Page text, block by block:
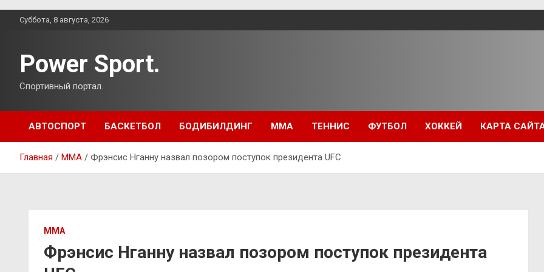
ПерейтиСуббота, 8 августа, 2026
Power Sport.
Спортивный портал.
АВТОСПОРТ БАСКЕТБОЛ БОДИБИЛДИНГ ММА ТЕННИС ФУТБОЛ ХОККЕЙ КАРТА
Главная ММА Фрэнсис Нганну назвал позором поступок президента UFC
ММА
Фрэнсис Нганну назвал позором поступок президента